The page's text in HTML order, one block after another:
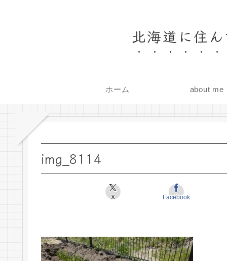
北海道に住
ホーム about me
img_8114
X Facebook